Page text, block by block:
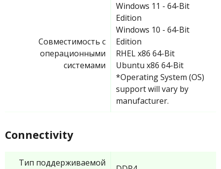
Совместимость с
операционными
системами
Windows 11 - 64-Bit
Edition
Windows 10 - 64-Bit
Edition
RHEL x86 64-Bit
Ubuntu x86 64-Bit
*Operating System (OS)
support will vary by
manufacturer.
Connectivity
Тип поддерживаемой